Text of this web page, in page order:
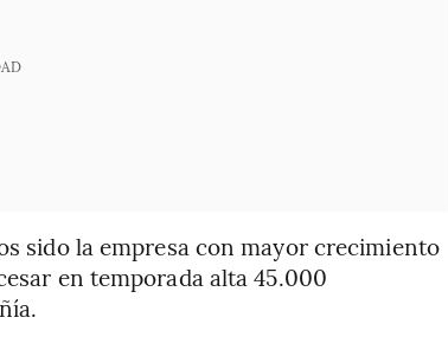
sido la empresa con mayor crecimiento
en temporada alta 45.000